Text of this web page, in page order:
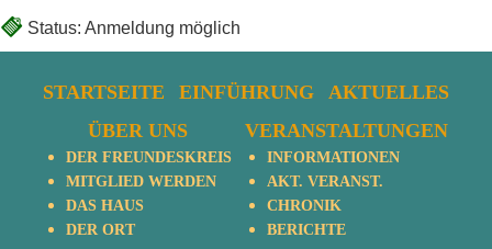
Status: Anmeldung möglich
STARTSEITE EINFÜHRUNG
AKTUELLES
ÜBER UNS
DER FREUNDESKREIS
MITGLIED WERDEN
DAS HAUS
DER ORT
VERANSTALTUNGEN
INFORMATIONEN
AKT. VERANST.
CHRONIK
BERICHTE